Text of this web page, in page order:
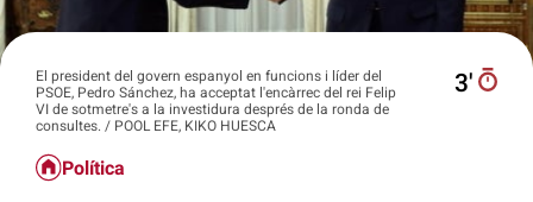
El president del govern espanyol en funcions i líder del
PSOE, Pedro Sánchez, ha acceptat l'encàrrec del rei Felip
VI de sotmetre's a la investidura després de la ronda de
consultes. / POOL EFE, KIKO HUESCA
3′
Política